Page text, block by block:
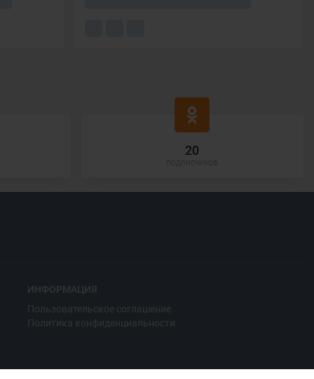
20
ИНФОРМАЦИЯ
Пользовательское соглашение
Политика конфиденциальности